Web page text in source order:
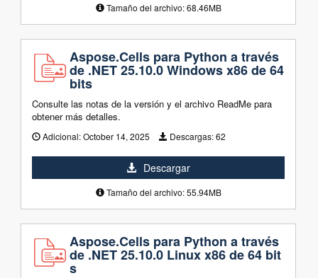
Tamaño del archivo: 68.46MB
Aspose.Cells para Python a través
de .NET 25.10.0 Windows x86 de 64
bits
Consulte las notas de la versión y el archivo ReadMe para
obtener más detalles.
Adicional:October 14, 2025 Descargas:62
Descargar
Tamaño del archivo: 55.94MB
Aspose.Cells para Python a través
de .NET 25.10.0 Linux x86 de 64 bit
s